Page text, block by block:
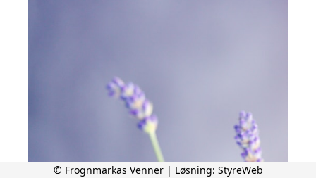
© Frognmarkas Venner | Løsning: StyreWeb